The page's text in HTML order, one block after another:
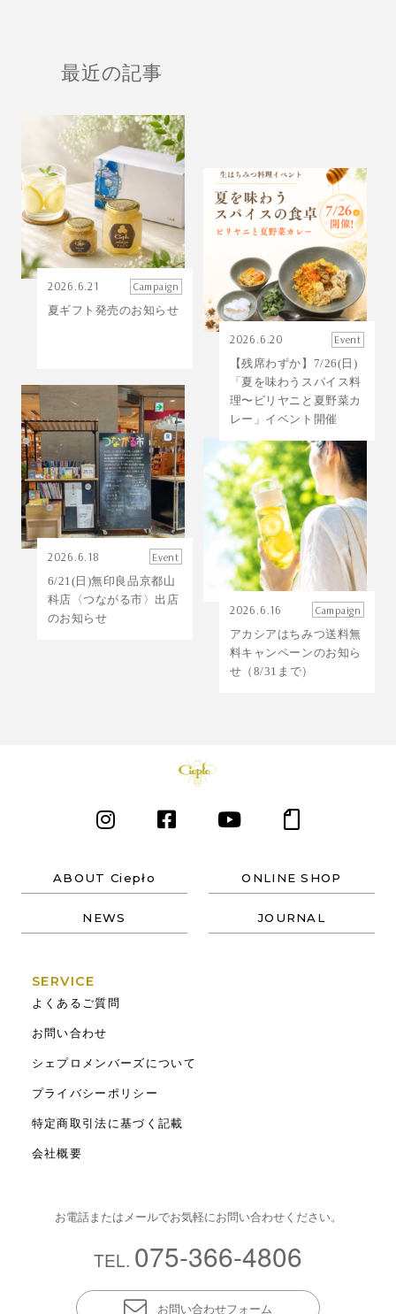
最近の記事
2026.6.21
Campaign
夏ギフト発売のお知らせ
2026.6.20
Event
【残席わずか】7/26(日)
「夏を味わうスパイス料
理〜ビリヤニと夏野菜カ
レー」イベント開催
2026.6.18
Event
6/21(日)無印良品京都山
科店〈つながる市〉出店
のお知らせ
2026.6.16
Campaign
アカシアはちみつ送料無
料キャンペーンのお知ら
せ（8/31まで）
ABOUT Ciepło ONLINE SHOP
NEWS JOURNAL
SERVICE
よくあるご質問
お問い合わせ
シェプロメンバーズについて
プライバシーポリシー
特定商取引法に基づく記載
会社概要
お電話またはメールでお気軽にお問い合わせください。
TEL. 075-366-4806
お問い合わせフォーム